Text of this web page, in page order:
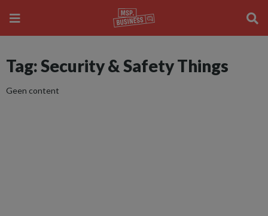
Tag: Security & Safety Things
Geen content